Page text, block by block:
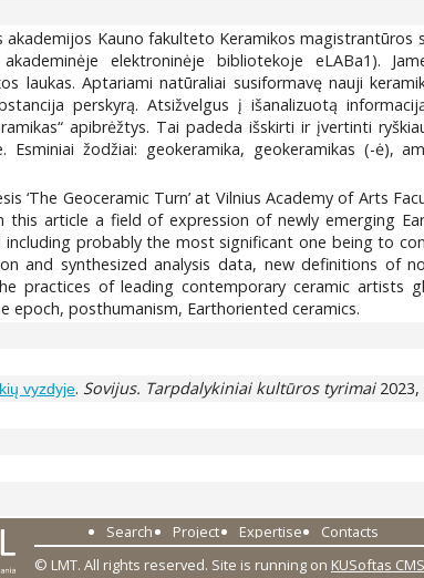
akademijos Kauno fakulteto Keramikos
elektroninėje bibliotekoje eLABa1).
laukas. Aptariami natūraliai susiformavę nauji
perskyrą. Atsižvelgus į išanalizuotą
apibrėžtys. Tai padeda išskirti ir įvertinti
žodžiai: geokeramika, geokeramikas (-ė),
‘The Geoceramic Turn’ at Vilnius Academy of Arts
this article a field of expression of newly emerging
probably the most significant one being to
and synthesized analysis data, new definitions of
practices of leading contemporary ceramic artists
epoch, posthumanism, Earthoriented ceramics.
vyzdyje. Sovijus. Tarpdalykiniai kultūros tyrimai2023,
Search Project Expertise
Contacts
© LMT. All rights reserved. Site is running on KUSoftas CMS